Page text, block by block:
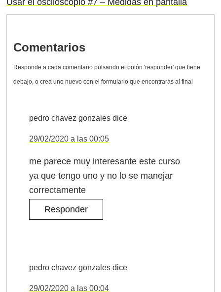
Comentarios
pedro chavez gonzales dice
29/02/2020 a las 00:05
me parece muy interesante este curso
ya que tengo uno y no lo se manejar
correctamente
Responder
pedro chavez gonzales dice
29/02/2020 a las 00:04